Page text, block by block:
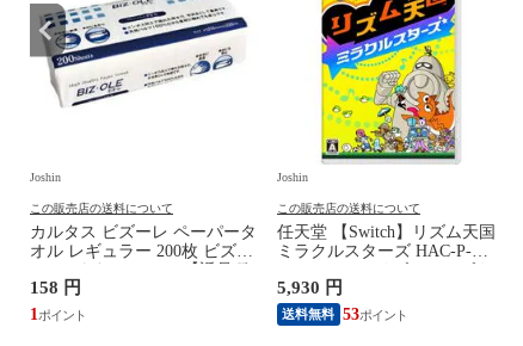
Joshin
この販売店の送料について
カルタス ビズーレ ペーパータ
オル レギュラー 200枚 ビズ-
別A】
158 円
1
Joshin
この販売店の送料について
任天堂 【Switch】リズム天国
ミラクルスターズ HAC-P-
ミラクルスタ-ズ 【返品種別
B】
5,930 円
送料無料 53